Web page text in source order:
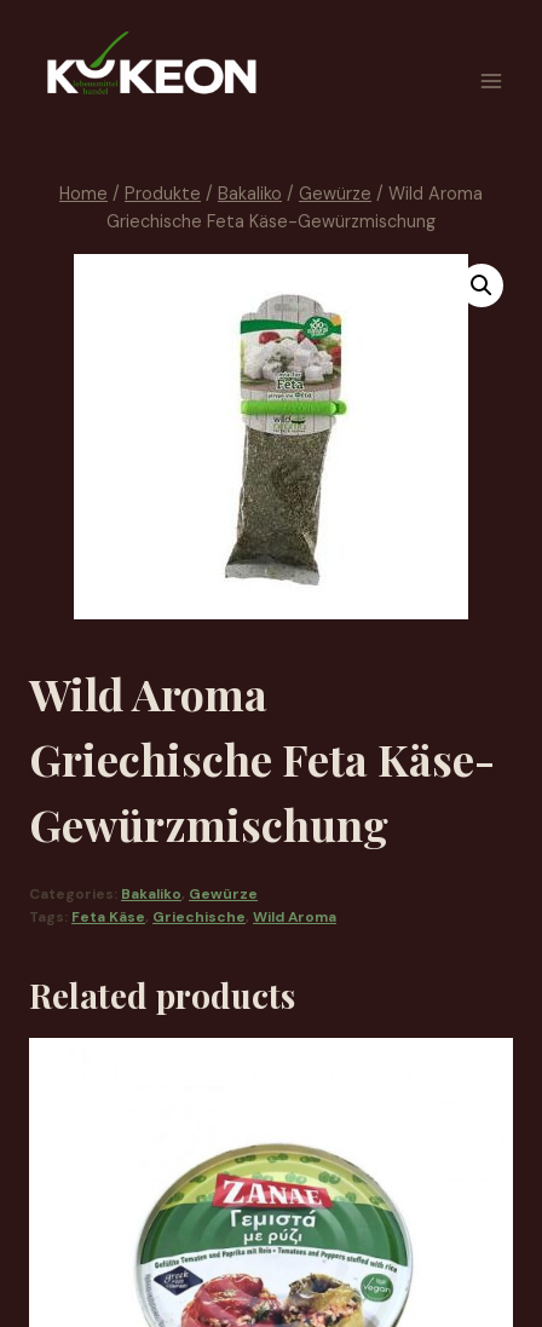
Home / Produkte / Bakaliko / Gewürze / Wild Aroma
Griechische Feta Käse-Gewürzmischung
Wild Aroma
Griechische Feta Käse-
Gewürzmischung
Categories: Bakaliko, Gewürze
Tags: Feta Käse, Griechische, Wild Aroma
Related products